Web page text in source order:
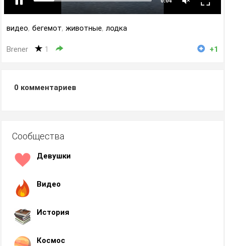
видео, бегемот, животные, лодка
Brener 1 +1
0 комментариев
Сообщества
Девушки
Видео
История
Космос